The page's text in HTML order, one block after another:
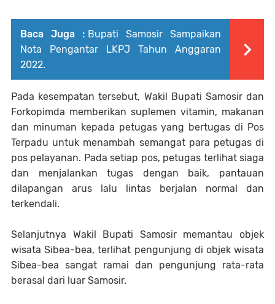
Baca Juga : Bupati Samosir Sampaikan
Nota Pengantar LKPJ Tahun Anggaran
2022.
Pada kesempatan tersebut, Wakil Bupati Samosir dan
Forkopimda memberikan suplemen vitamin, makanan
dan minuman kepada petugas yang bertugas di Pos
Terpadu untuk menambah semangat para petugas di
pos pelayanan. Pada setiap pos, petugas terlihat siaga
dan menjalankan tugas dengan baik, pantauan
dilapangan arus lalu lintas berjalan normal dan
terkendali.
Selanjutnya Wakil Bupati Samosir memantau objek
wisata Sibea-bea, terlihat pengunjung di objek wisata
Sibea-bea sangat ramai dan pengunjung rata-rata
berasal dari luar Samosir.